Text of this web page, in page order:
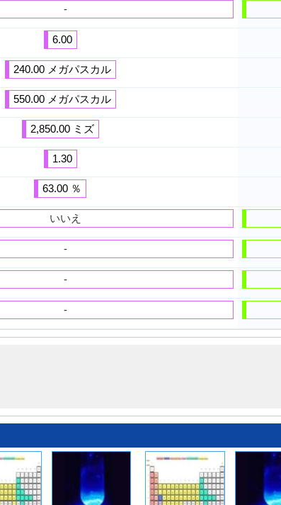
-
6.00
240.00 メガパスカル
550.00 メガパスカル
2,850.00 ミズ
1.30
63.00 ％
いいえ
-
-
-